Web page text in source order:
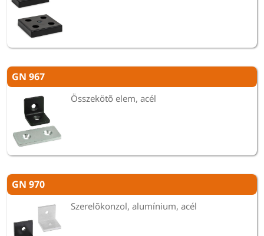
GN 967
Összekötõ elem, acél
GN 970
Szerelõkonzol, alumínium, acél